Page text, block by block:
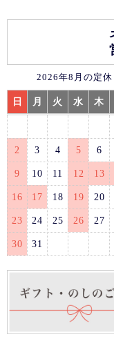
2026年8月の定休
日 月 火 水 木
2 3 4 5 6
9 10 11 12 13
16 17 18 19 20
23 24 25 26 27
30 31